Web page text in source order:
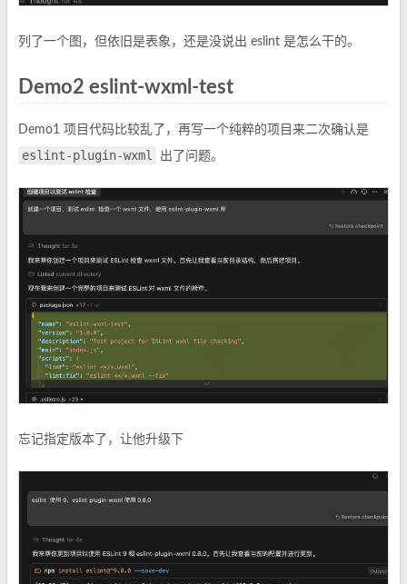
列了一个图，但依旧是表象，还是没说出 eslint 是怎么干的。
Demo2 eslint-wxml-test
Demo1 项目代码比较乱了，再写一个纯粹的项目来二次确认是
eslint-plugin-wxml 出了问题。
忘记指定版本了，让他升级下